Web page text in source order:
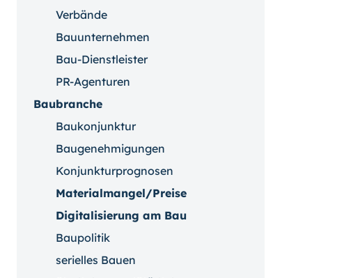
Verbände
Bauunternehmen
Bau-Dienstleister
PR-Agenturen
Baubranche
Baukonjunktur
Baugenehmigungen
Konjunkturprognosen
Materialmangel/Preise
Digitalisierung am Bau
Baupolitik
serielles Bauen